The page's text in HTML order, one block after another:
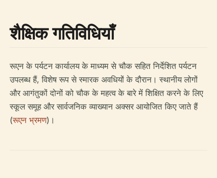
शैक्षिक गतिविधियाँ
रूएन के पर्यटन कार्यालय के माध्यम से चौक सहित निर्देशित पर्यटन
उपलब्ध हैं, विशेष रूप से स्मारक अवधियों के दौरान। स्थानीय लोगों
और आगंतुकों दोनों को चौक के महत्व के बारे में शिक्षित करने के लिए
स्कूल समूह और सार्वजनिक व्याख्यान अक्सर आयोजित किए जाते हैं
(रूएन भ्रमण)।